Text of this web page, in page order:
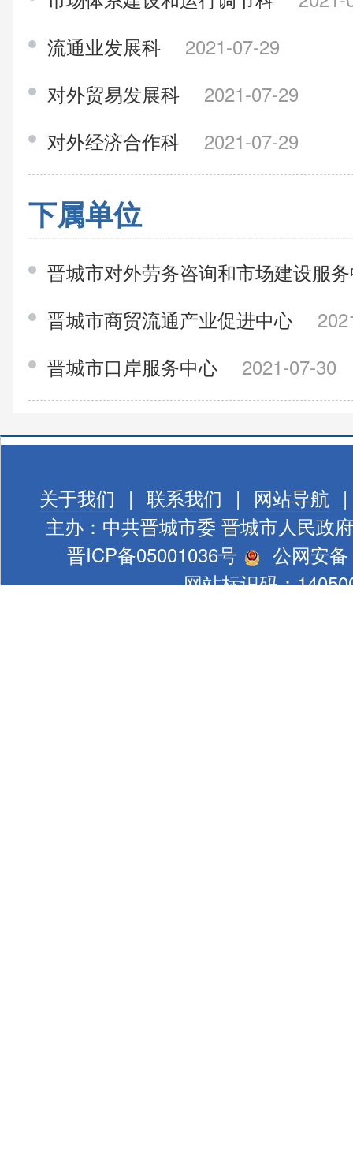
流通业发展科
2021-07-29
对外贸易发展科
2021-07-29
对外经济合作科
2021-07-29
下属单位
晋城市对外劳务咨询和市场建设服
晋城市商贸流通产业促进中心
晋城市口岸服务中心
2021-07-30
关于我们 | 联系我们 | 网站导航 |
主办：中共晋城市委 晋城市人民政府
晋ICP备05001036号
公网安
网站标识码：